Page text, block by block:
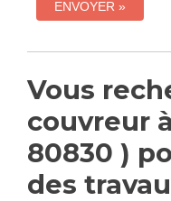
Vous
couvreur
80830 )
des